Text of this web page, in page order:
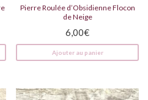
Pierre Roulée d’Obsidienne Flocon
de Neige
6,00€
Ajouter au panier